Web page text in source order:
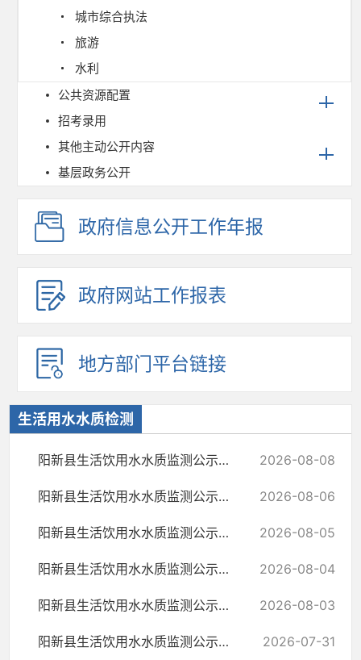
城市综合执法
旅游
水利
公共资源配置
招考录用
其他主动公开内容
基层政务公开
政府信息公开工作年报
政府网站工作报表
地方部门平台链接
生活用水水质检测
阳新县生活饮用水水质监测公示（8月7日） 2026-08-08
阳新县生活饮用水水质监测公示（8月6日） 2026-08-06
阳新县生活饮用水水质监测公示（8月5日） 2026-08-05
阳新县生活饮用水水质监测公示（8月4日） 2026-08-04
阳新县生活饮用水水质监测公示（8月3日） 2026-08-03
阳新县生活饮用水水质监测公示（7月31日） 2026-07-31